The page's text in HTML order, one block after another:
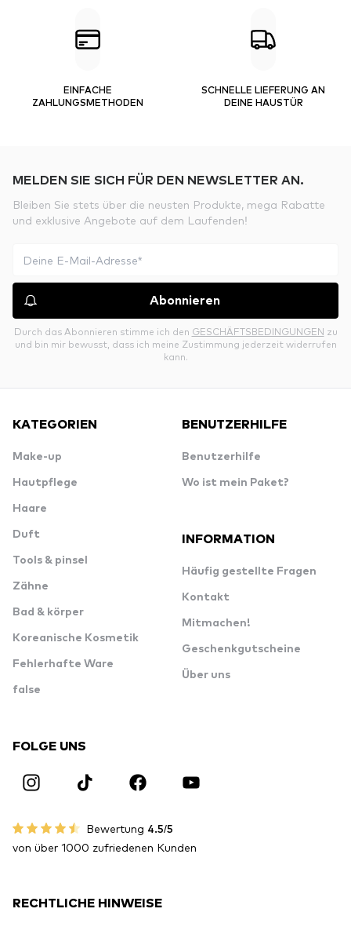
EINFACHE
ZAHLUNGSMETHODEN
SCHNELLE LIEFERUNG AN
DEINE HAUSTÜR
MELDEN SIE SICH FÜR DEN NEWSLETTER AN.
Bleiben Sie stets über die neusten Produkte, mega Rabatte
und exklusive Angebote auf dem Laufenden!
Abonnieren
Durch das Abonnieren stimme ich den GESCHÄFTSBEDINGUNGEN zu
und bin mir bewusst, dass ich meine Zustimmung jederzeit widerrufen
kann.
KATEGORIEN
Make-up
Hautpflege
Haare
Duft
Tools & pinsel
Zähne
Bad & körper
Koreanische Kosmetik
Fehlerhafte Ware
false
BENUTZERHILFE
Benutzerhilfe
Wo ist mein Paket?
INFORMATION
Häufig gestellte Fragen
Kontakt
Mitmachen!
Geschenkgutscheine
Über uns
FOLGE UNS
Bewertung 4.5/5
von über 1000 zufriedenen Kunden
RECHTLICHE HINWEISE